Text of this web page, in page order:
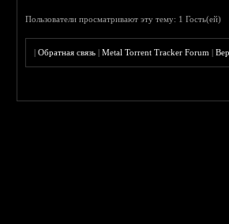
Пользователи просматривают эту тему: 1 Гость(ей)
|Обратная связь |Metal Torrent Tracker Forum |